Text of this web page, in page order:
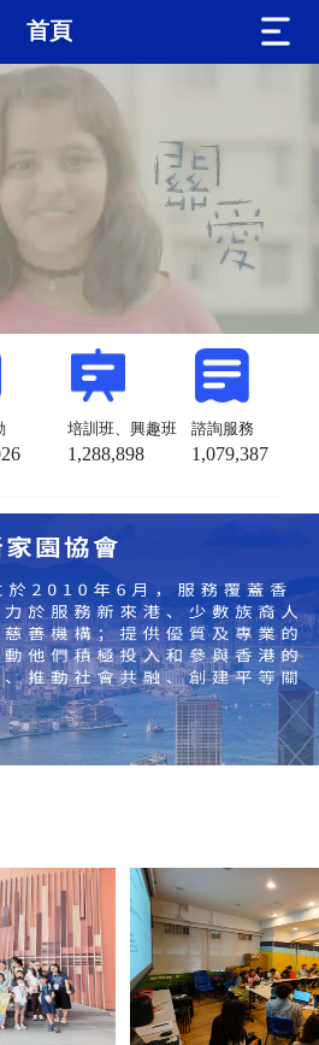
首頁
培訓班、興趣班
1,288,898
諮詢服務
1,079,387